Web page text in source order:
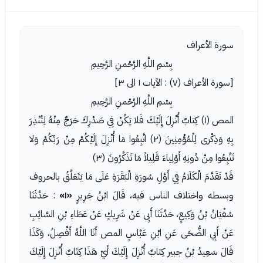
سورة الأعراف
بِسْمِ اللَّهِ الرَّحْمنِ الرَّحِيمِ
[سورة الأعراف (٧) : الآيات ١ الى ٣]
بِسْمِ اللَّهِ الرَّحْمنِ الرَّحِيمِ
المص (١) كِتابٌ أُنْزِلَ إِلَيْكَ فَلا يَكُنْ فِي صَدْرِكَ حَرَجٌ مِنْهُ لِتُنْذِرَ
بِهِ وَذِكْرى لِلْمُؤْمِنِينَ (٢) اتَّبِعُوا مَا أُنْزِلَ إِلَيْكُمْ مِنْ رَبِّكُمْ وَلا
تَتَّبِعُوا مِنْ دُونِهِ أَوْلِياءَ قَلِيلاً مَا تَذَكَّرُونَ (٣)
قَدْ تَقَدَّمَ الْكَلَامُ فِي أَوَّلِ سُورَةِ الْبَقَرَةِ عَلَى مَا يَتَعَلَّقُ بالحروف
وبسطه واختلاف الناس فيه، قَالَ ابْنُ جَرِيرٍ «١»
: حَدَّثَنَا
سُفْيَانُ بْنُ وَكِيعٍ، حَدَّثَنَا أَبِي عَنْ شَرِيكٍ عَنْ عَطَاءِ بْنِ السَّائِبِ
عَنْ أَبِي الضُّحَى عَنِ ابْنِ عَبَّاسٍ المص أَنَا اللَّهُ أَفْصِلُ، وَكَذَا
قَالَ سَعِيدُ بْنُ جبير كِتابٌ أُنْزِلَ إِلَيْكَ أَيْ هَذَا كِتَابٌ أُنْزِلَ إِلَيْكَ